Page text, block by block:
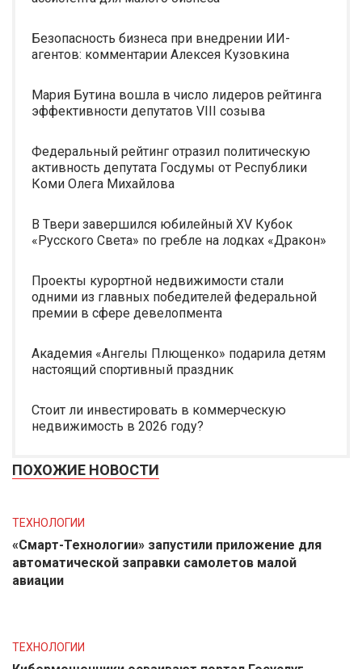
Безопасность бизнеса при внедрении ИИ-
агентов: комментарии Алексея Кузовкина
Мария Бутина вошла в число лидеров рейтинга
эффективности депутатов VIII созыва
Федеральный рейтинг отразил политическую
активность депутата Госдумы от Республики
Коми Олега Михайлова
В Твери завершился юбилейный XV Кубок
«Русского Света» по гребле на лодках «Дракон»
Проекты курортной недвижимости стали
одними из главных победителей федеральной
премии в сфере девелопмента
Академия «Ангелы Плющенко» подарила детям
настоящий спортивный праздник
Стоит ли инвестировать в коммерческую
недвижимость в 2026 году?
ПОХОЖИЕ НОВОСТИ
ТЕХНОЛОГИИ
«Смарт-Технологии» запустили приложение для
автоматической заправки самолетов малой
авиации
ТЕХНОЛОГИИ